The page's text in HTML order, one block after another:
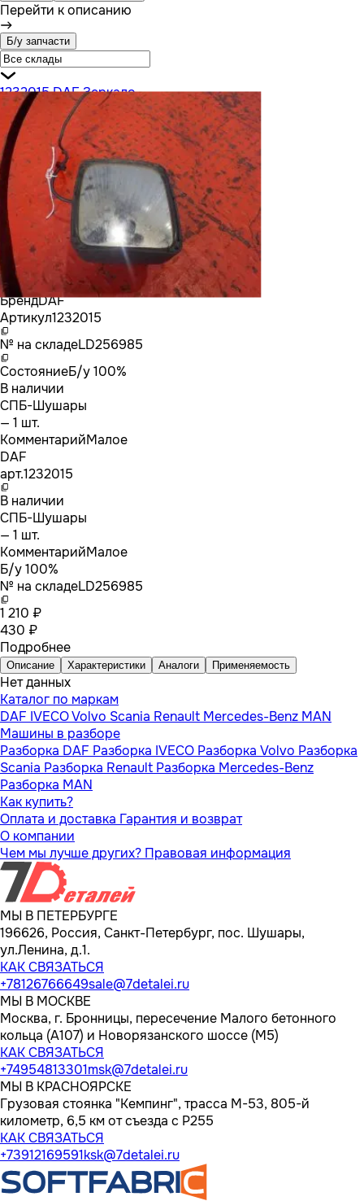
Перейти к описанию
Б/у запчасти
1232015 DAF Зеркало
БрендDAF
Артикул1232015
№ на складеLD256985
СостояниеБ/у 100%
В наличии
СПБ-Шушары
— 1 шт.
КомментарийМалое
DAF
арт.1232015
В наличии
СПБ-Шушары
— 1 шт.
КомментарийМалое
Б/у 100%
№ на складеLD256985
1 210 ₽
430 ₽
Подробнее
Описание Характеристики Аналоги Применяемость
Нет данных
Каталог по маркам
DAF IVECOVolvo Scania Renault Mercedes-Benz MAN
Машины в разборе
Разборка DAF Разборка IVECO Разборка Volvo Разборка
Scania Разборка Renault Разборка Mercedes-Benz
Разборка MAN
Как купить?
Оплата и доставка Гарантия и возврат
О компании
Чем мы лучше других? Правовая информация
МЫ В ПЕТЕРБУРГЕ
196626, Россия, Санкт-Петербург, пос. Шушары,
ул.Ленина, д.1.
КАК СВЯЗАТЬСЯ
+78126766649sale@7detalei.ru
МЫ В МОСКВЕ
Москва, г. Бронницы, пересечение Малого бетонного
кольца (А107) и Новорязанского шоссе (М5)
КАК СВЯЗАТЬСЯ
+74954813301msk@7detalei.ru
МЫ В КРАСНОЯРСКЕ
Грузовая стоянка "Кемпинг", трасса M-53, 805-й
километр, 6,5 км от съезда с Р255
КАК СВЯЗАТЬСЯ
+73912169591ksk@7detalei.ru